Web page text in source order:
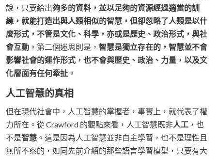
說，只要給出夠多的資料，並以足夠的資源經過適當的訓
練，就能打造出與人類相似的智慧，但卻忽略了人類是以什
麼形式，不管是文化、科學，亦或是歷史、政治形式，與社
會互動 。第二個迷思則是， 智慧是獨立存在的，智慧並不會
影響社會的運作形式，也不會與歷史、政治、力量，以及文
化層面有任何牽扯。
人工智慧的真相
但在現代社會中，人工智慧的掌握者，事實上，就代表了權
力所在。從 Crawford 的觀點來看，人工智慧既非人工 ，也
不是智慧 。這是因為人工智慧並非自主學習，也不是理性且
無所不察的，如同先前介紹的那些語言學習模型，只要有大